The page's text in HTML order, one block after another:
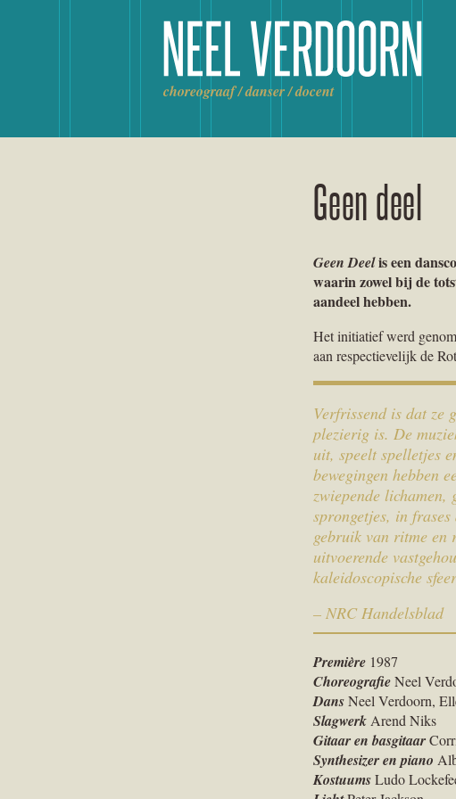
choreograaf / danser / docent
Geen deel
Geen Deelis een
waarin zowel bij de
aandeel hebben.
Het initiatief werd
aan respectievelijk de
Verfrissend is dat ze
plezierig is. De
uit, speelt spelletjes
bewegingen hebben
zwiepende lichamen,
sprongetjes, in
gebruik van ritme
uitvoerende
kaleidoscopische
– NRC Handelsblad
Première 1987
ChoreografieNeel
DansNeel Verdoorn,
Slagwerk Arend Niks
Gitaar en basgitaar
Synthesizer en piano
KostuumsLudo